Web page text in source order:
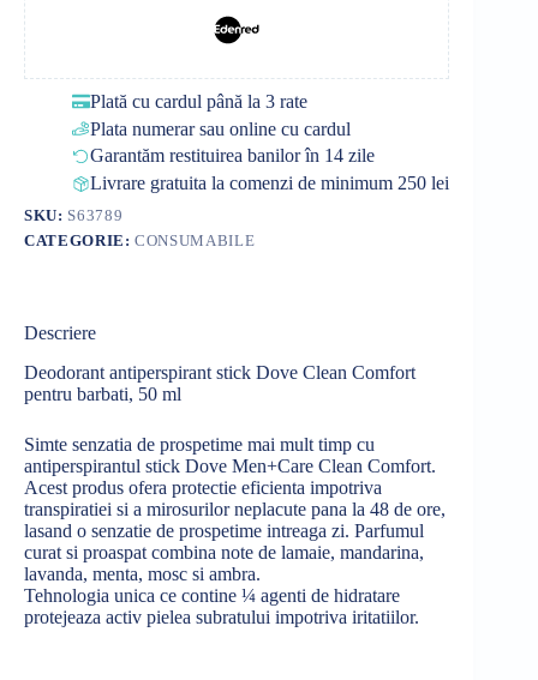
Plată cu cardul până la 3 rate
Plata numerar sau online cu cardul
Garantăm restituirea banilor în 14 zile
Livrare gratuita la comenzi de minimum 250 lei
SKU: S63789
CATEGORIE:CONSUMABILE
Descriere
Deodorant antiperspirant stick Dove Clean Comfort
pentru barbati, 50 ml
Simte senzatia de prospetime mai mult timp cu
antiperspirantul stick Dove Men+Care Clean Comfort.
Acest produs ofera protectie eficienta impotriva
transpiratiei si a mirosurilor neplacute pana la 48 de ore,
lasand o senzatie de prospetime intreaga zi. Parfumul
curat si proaspat combina note de lamaie, mandarina,
lavanda, menta, mosc si ambra.
Tehnologia unica ce contine ¼ agenti de hidratare
protejeaza activ pielea subratului impotriva iritatiilor.